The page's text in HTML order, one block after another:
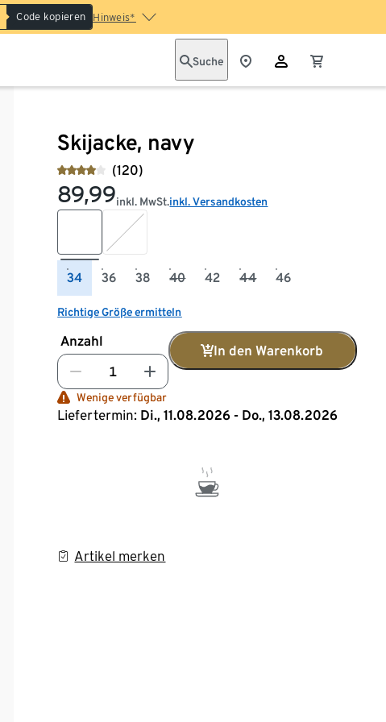
Code kopieren Hinweis*
Suche
Skijacke, navy
(120)
89,99inkl. MwSt.inkl. Versandkosten
34 36 38 40 42 44 46
Richtige Größe ermitteln
Anzahl
In den Warenkorb
Wenige verfügbar
Liefertermin: Di., 11.08.2026 - Do., 13.08.2026
Artikel merken